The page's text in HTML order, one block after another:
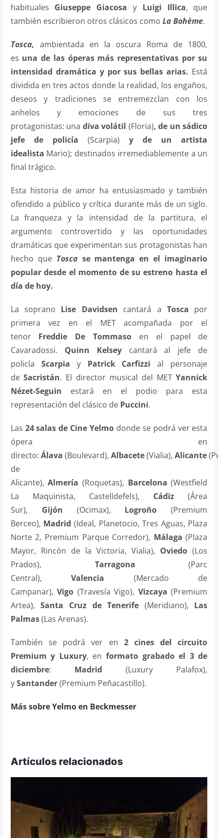
habituales Giuseppe Giacosa y Luigi Illica, que
también escribieron otros clásicos como La Bohème.
Tosca, ambientada en la oscura Roma de 1800,
es una de las óperas más representativas por su
intensidad dramática y por sus bellas arias. Está
dividida en tres actos donde la realidad, los engaños,
deseos y tradiciones se entremezclan con los
anhelos y emociones de sus tres
protagonistas: una diva volátil (Floria), de un sádico
jefe de policía (Scarpia) y de un artista
idealista Mario); destinados irremediablemente a un
final trágico.
Esta historia de amor ha entusiasmado y también
ofendido a público y crítica durante más de un siglo.
La franqueza y la intensidad de la partitura, el
argumento controvertido y las oportunidades
dramáticas que experimentan sus protagonistas han
hecho que Toscase mantenga en el imaginario
popular desde el momento de su estreno hasta el
día de hoy.
La soprano Lise Davidsen cantará a Tosca por
primera vez en el MET acompañada por el
tenor Freddie De Tommaso en el papel de
Cavaradossi. Quinn Kelsey cantará al jefe de
policía Scarpia y Patrick Carfizzi al personaje
deSacristán. El director musical del METYannick
Nézet-Seguin estará en el podio para esta
representación del clásico de Puccini.
Las 24 salas de Cine Yelmo donde se podrá ver esta
ópera en
directo: Álava (Boulevard), Albacete(Vialia), Alicante
de
Alicante),Almería (Roquetas), Barcelona (Westfield
La Maquinista, Castelldefels), Cádiz(Área
Sur), Gijón (Ocimax), Logroño (Premium
Berceo), Madrid (Ideal, Planetocio, Tres Aguas, Plaza
Norte 2, Premium Parque Corredor), Málaga (Plaza
Mayor, Rincón de la Victoria, Vialia), Oviedo (Los
Prados), Tarragona (Parc
Central),Valencia (Mercado de
Campanar),Vigo (Travesía Vigo), Vizcaya (Premium
Artea),Santa Cruz de Tenerife (Meridiano), Las
Palmas(Las Arenas).
También se podrá ver en 2 cines del circuito
Premium y Luxury, enformato grabado el 3 de
diciembre: Madrid(Luxury Palafox),
ySantander(Premium Peñacastillo).
Más sobre Yelmo en Beckmesser
Artículos relacionados